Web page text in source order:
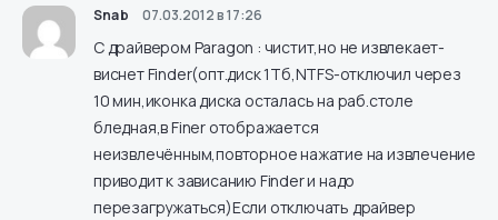
Snab 07.03.2012 в 17:26
С драйвером Paragon : чистит,но не извлекает-
виснет Finder(опт.диск 1Тб,NTFS-отключил через
10 мин,иконка диска осталась на раб.столе
бледная,в Finer отображается
неизвлечённым,повторное нажатие на извлечение
приводит к зависанию Finder и надо
перезагружаться)Если отключать драйвер